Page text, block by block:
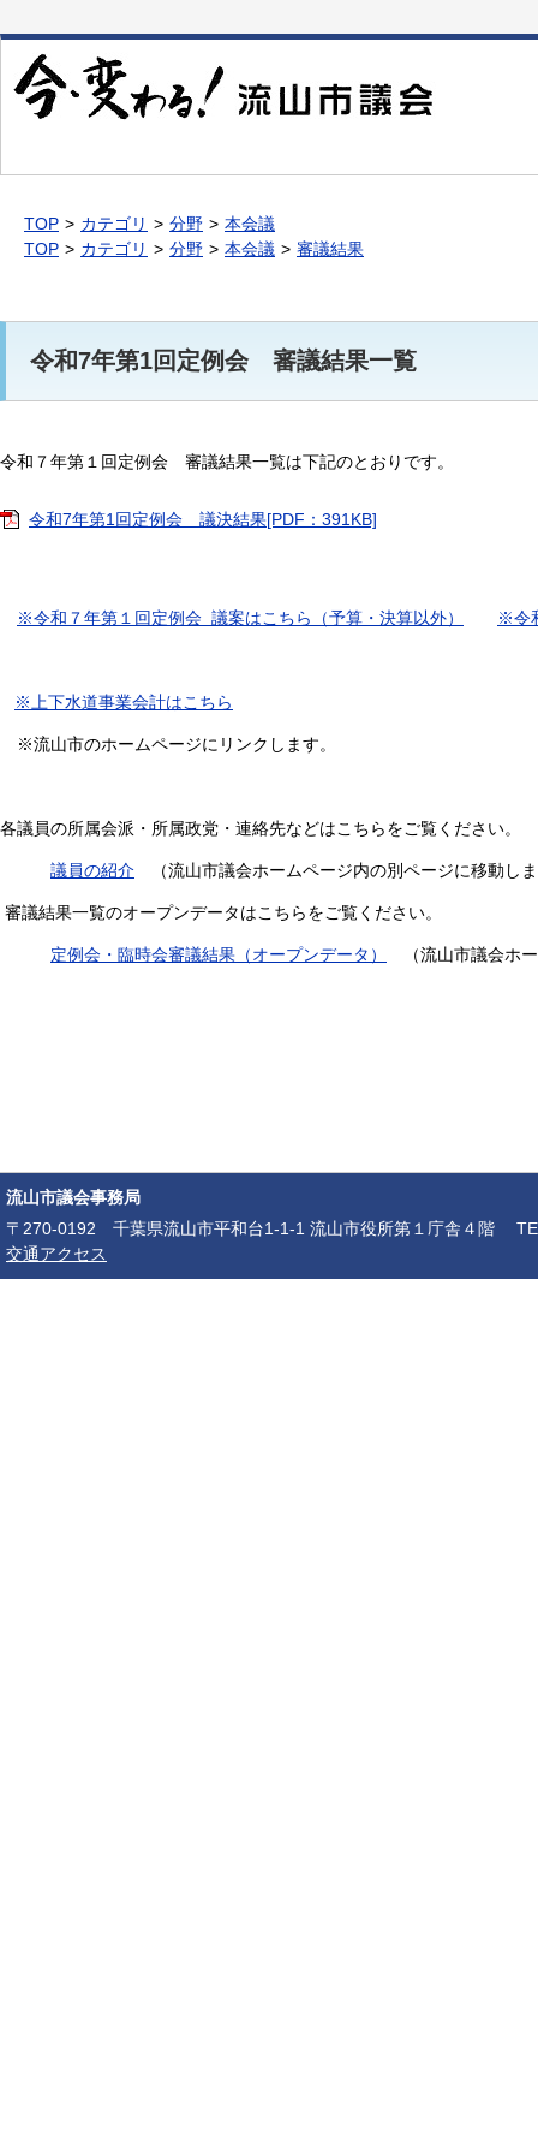
文
移
動
TOP カテゴリ 分野
本会議
TOP
カテゴリ 分野 本会議 審議結果
令和7年第1回定例会 審議結果一覧
令和７年第１回定例会 審議結果一覧は下記のとおりです。
令和7年第1回定例会 議決結果[PDF：391KB]
※令和７年第１回定例会 議案はこちら（予算・決算以外） ※令
※上下水道事業会計はこちら
※流山市のホームページにリンクします。
各議員の所属会派・所属政党・連絡先などはこちらをご覧ください。
議員の紹介 （流山市議会ホームページ内の別ページに移動し
審議結果一覧のオープンデータはこちらをご覧ください。
定例会・臨時会審議結果（オープンデータ） （流山市議会ホ
流山市議会事務局
〒270-0192 千葉県流山市平和台1-1-1 流山市役所第１庁舎４階
交通アクセス